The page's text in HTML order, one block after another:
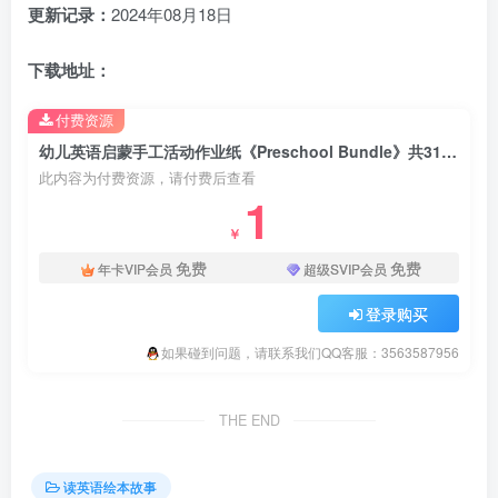
更新记录： 2024年08月18日
下载地址：
幼儿英语启蒙手工活动作业纸《Preschool Bundle》共31本PDF绘本，百度云网盘下载！
此内容为付费资源，请付费后查看
￥ 1
年卡VIP会员 免费 超级SVIP会员 免费
登录购买
如果碰到问题，请联系我们QQ客服：3563587956
付费资源
THE END
读英语绘本故事